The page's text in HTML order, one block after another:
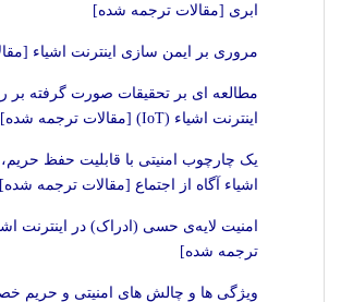
ابری [مقالات ترجمه شده]
مروری بر ایمن سازی اینترنت اشیاء
مطالعه ای بر تحقیقات صورت گرفته بر
اینترنت اشیاء (IoT) [مقالات ترجمه شده]
یک چارچوب امنیتی با قابلیت حفظ حریم،
اشیاء آگاه از اجتماع [مقالات ترجمه شده]
امنیت لایه‌ی حسی (ادراک) در اینترنت
ترجمه شده]
ویژگی ها و چالش های امنیتی و حریم